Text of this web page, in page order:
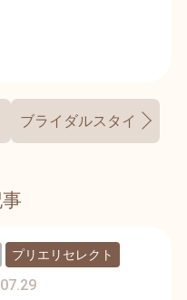
ブライダルスタイルコー
プリエリセレクト